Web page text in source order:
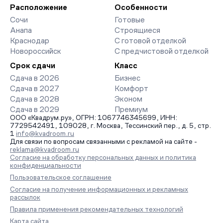
организует просмотр и поможет одобрить ипотеку по
минимальной ставке. Чтобы зафиксировать цену, оставьте
заявку на обратный звонок.
Расположение
Сочи
Анапа
Краснодар
Новороссийск
Особенности
Готовые
Строящиеся
С готовой отделкой
С предчистовой отделкой
Срок сдачи
Сдача в 2026
Сдача в 2027
Сдача в 2028
Сдача в 2029
Класс
Бизнес
Комфорт
Эконом
Премиум
ООО «Квадрум.ру», ОГРН: 1067746345699, ИНН:
7729542491, 109028, г. Москва, Тессинский пер., д. 5, стр.
1 info@kvadroom.ru
Для связи по вопросам связанными с рекламой на сайте -
reklama@kvadroom.ru
Согласие на обработку персональных данных и политика
конфиденциальности
Пользовательское соглашение
Согласие на получение информационных и рекламных
рассылок
Правила применения рекомендательных технологий
Карта сайта